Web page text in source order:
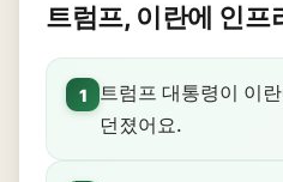
트럼프, 이란에 인프
1
트럼프 대통령이 이
던졌어요.